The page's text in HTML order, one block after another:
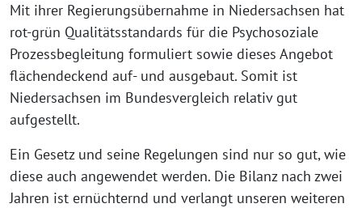
Mit ihrer Regierungsübernahme in Niedersachsen hat
rot-grün Qualitätsstandards für die Psychosoziale
Prozessbegleitung formuliert sowie dieses Angebot
flächendeckend auf- und ausgebaut. Somit ist
Niedersachsen im Bundesvergleich relativ gut
aufgestellt.
Ein Gesetz und seine Regelungen sind nur so gut, wie
diese auch angewendet werden. Die Bilanz nach zwei
Jahren ist ernüchternd und verlangt unseren weiteren